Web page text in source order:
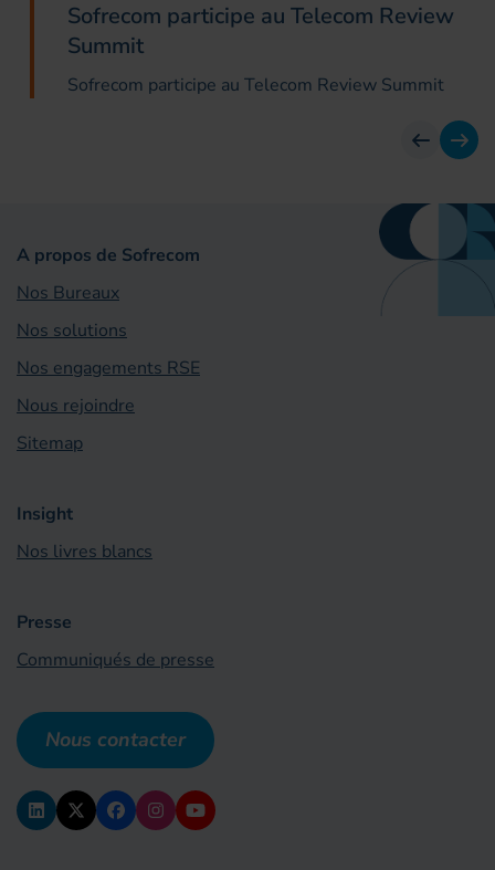
Sofrecom participe au Telecom Review
Summit
Sofrecom participe au Telecom Review Summit
Avant
A propos de Sofrecom
Nos Bureaux
Nos solutions
Nos engagements RSE
Nous rejoindre
Sitemap
Insight
Nos livres blancs
Presse
Communiqués de presse
Nous contacter